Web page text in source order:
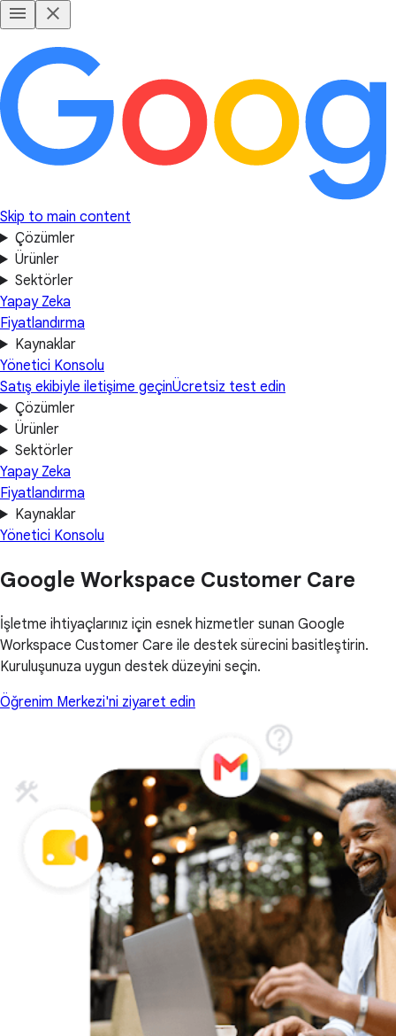
Skip to main content
Çözümler
Ürünler
Sektörler
Yapay Zeka
Fiyatlandırma
Kaynaklar
Yönetici Konsolu
Satış ekibiyle iletişime geçinÜcretsiz test edin
Çözümler
Ürünler
Sektörler
Yapay Zeka
Fiyatlandırma
Kaynaklar
Yönetici Konsolu
Google Workspace Customer Care
İşletme ihtiyaçlarınız için esnek hizmetler sunan Google
Workspace Customer Care ile destek sürecini basitleştirin.
Kuruluşunuza uygun destek düzeyini seçin.
Öğrenim Merkezi'ni ziyaret edin